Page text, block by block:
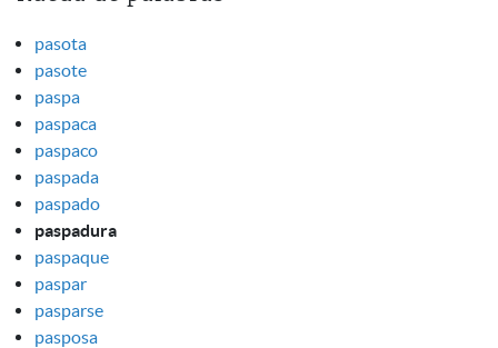
pasota
pasote
paspa
paspaca
paspaco
paspada
paspado
paspadura
paspaque
paspar
pasparse
pasposa